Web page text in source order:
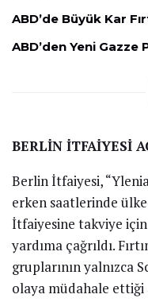
ABD’de Büyük Kar
ABD’den Yeni Gazze
BERLİN İTFAİYESİ
Berlin İtfaiyesi,
erken saatlerinde
İtfaiyesine takviye
yardıma çağrıldı.
gruplarının yalnızca
olaya müdahale ettiği